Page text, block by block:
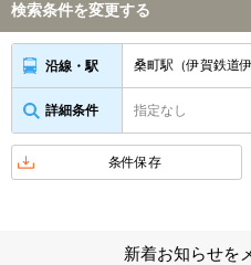
検索条件を変更する
沿線・駅 桑町駅（伊賀鉄道
詳細条件 指定なし
条件保存
新着お知らせを